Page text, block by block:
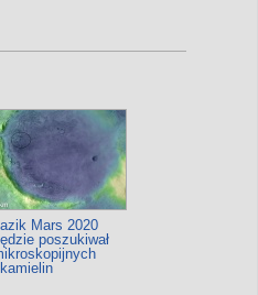
Mars 2020
poszukiwał